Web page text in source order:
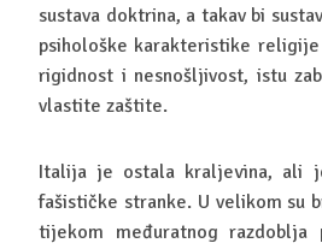
sustava doktrina, a takav bi
psihološke karakteristike
rigidnost i nesnošljivost, istu
vlastite zaštite.
Italija je ostala kraljevina, ali
fašističke stranke. U velikom su
tijekom međuratnog razdoblja